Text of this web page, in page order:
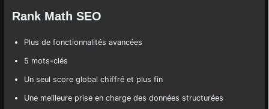
Rank Math SEO
Plus de fonctionnalités avancées
5 mots-clés
Un seul score global chiffré et plus fin
Une meilleure prise en charge des données structurées